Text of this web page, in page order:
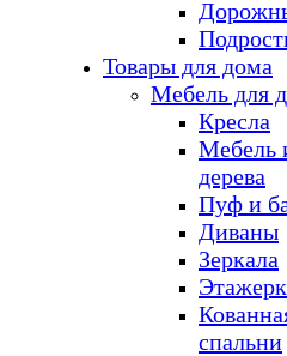
Товары для дома
Мебель для
Кресла
Мебель
дерева
Пуф и
Диваны
Зеркала
спальни